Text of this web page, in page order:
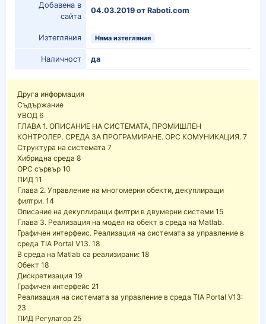
Добавена в
сайта
04.03.2019 от Raboti.com
Изтегляния Няма изтегляния
Наличност да
Друга информация
Съдържание
УВОД 6
ГЛАВА 1. ОПИСАНИЕ НА СИСТЕМАТА, ПРОМИШЛЕН
КОНТРОЛЕР. СРЕДА ЗА ПРОГРАМИРАНЕ. OPC КОМУНИКАЦИЯ. 7
Структура на системата 7
Хибридна среда 8
OPC сървър 10
ПИД 11
Глава 2. Управление на многомерни обекти, декуплиращи
филтри. 14
Описание на декуплиращи филтри в двумерни системи 15
Глава 3. Реализация на модел на обект в среда на Matlab.
Графичен интерфеис. Реализация на системата за управление в
среда TIA Portal V13. 18
В среда на Matlab са реализирани: 18
Обект 18
Дискретизация 19
Графичен интерфейс 21
Реализация на системата за управление в среда TIA Portal V13:
23
ПИД Регулатор 25